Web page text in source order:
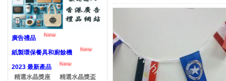
廣告禮品 New
紙製環保餐具和廚餘機 New
2023 最新產品
New
精選水晶獎座
精選水晶獎盃